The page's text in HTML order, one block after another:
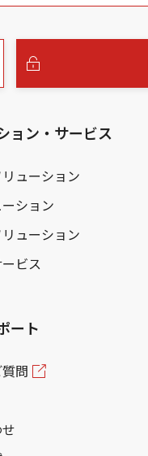
ョン・サービス
ューション
ション
ューション
ビス
ート
問